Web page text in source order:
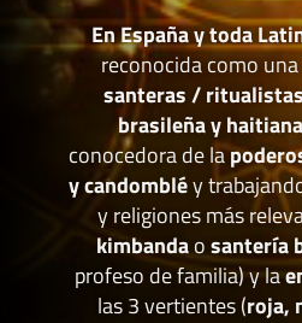
En España y toda
reconocida como
santeras /
brasileña y haitiana
conocedora de la
y candombléy
y religiones más
kimbandaosantería
profeso de familia) y la
las 3 vertientes (roja,